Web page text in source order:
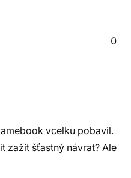
0
vcelku pobavil.
zažít šťastný návrat? Ale